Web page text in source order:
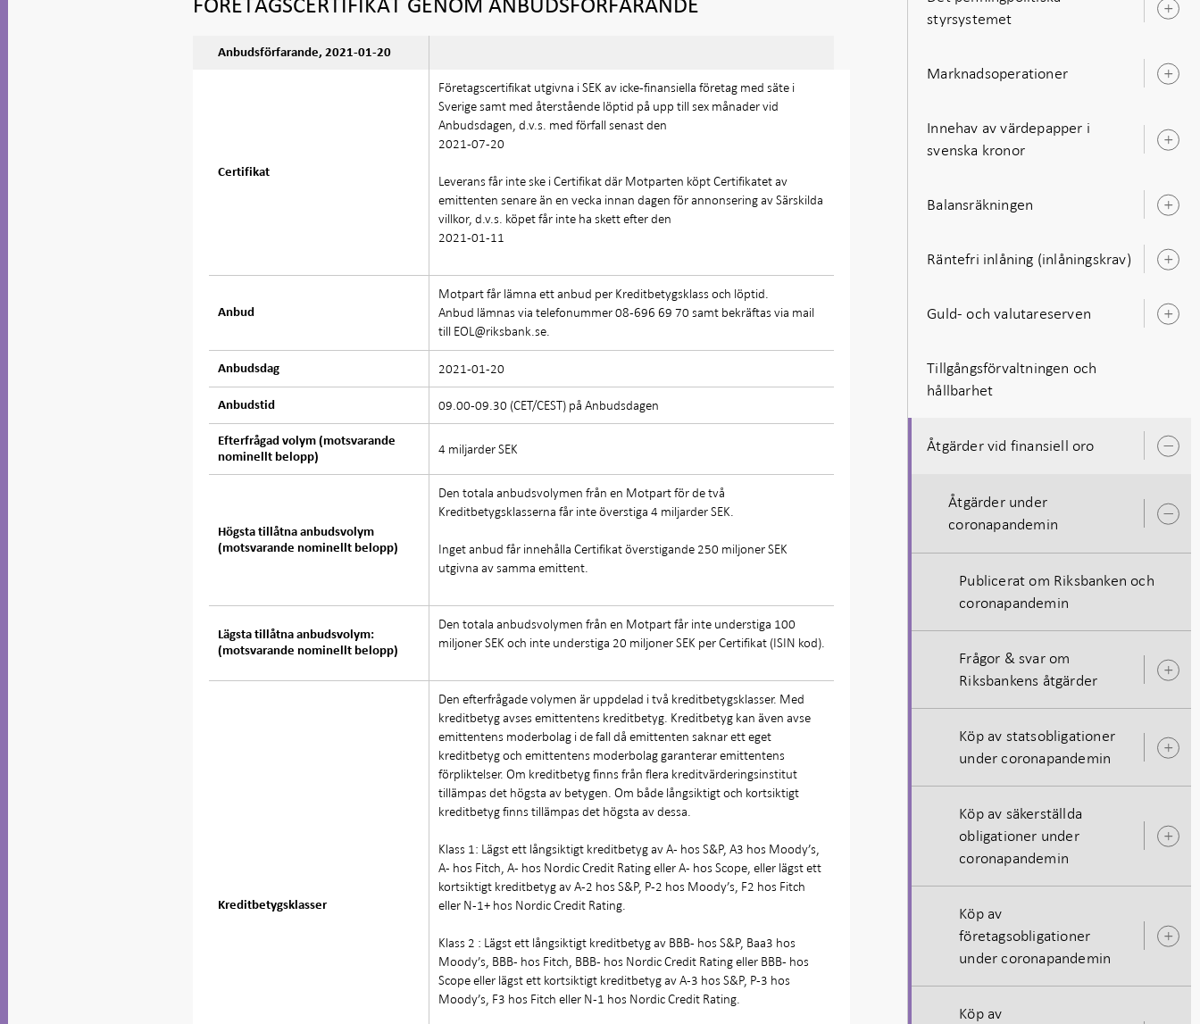
FÖRETAGSCERTIFIKAT GENOM ANBUDSFÖRFARANDE
Anbudsförfarande, 2021-01-20
Certifikat
Företagscertifikat utgivna i SEK av icke-finansiella företag med säte i
Sverige samt med återstående löptid på upp till sex månader vid
Anbudsdagen, d.v.s. med förfall senast den
2021-07-20
Leverans får inte ske i Certifikat där Motparten köpt Certifikatet av
emittenten senare än en vecka innan dagen för annonsering av Särskilda
villkor, d.v.s. köpet får inte ha skett efter den
2021-01-11
Anbud
Motpart får lämna ett anbud per Kreditbetygsklass och löptid.
Anbud lämnas via telefonummer 08-696 69 70 samt bekräftas via mail
till EOL@riksbank.se.
Anbudsdag 2021-01-20
Anbudstid 09.00-09.30 (CET/CEST) på Anbudsdagen
Efterfrågad volym (motsvarande
nominellt belopp)
4 miljarder SEK
Högsta tillåtna anbudsvolym
(motsvarande nominellt belopp)
Den totala anbudsvolymen från en Motpart för de två
Kreditbetygsklasserna får inte överstiga 4 miljarder SEK.
Inget anbud får innehålla Certifikat överstigande 250 miljoner SEK
utgivna av samma emittent.
Lägsta tillåtna anbudsvolym:
(motsvarande nominellt belopp)
Den totala anbudsvolymen från en Motpart får inte understiga 100
miljoner SEK och inte understiga 20 miljoner SEK per Certifikat (ISIN kod).
Kreditbetygsklasser
Den efterfrågade volymen är uppdelad i två kreditbetygsklasser. Med
kreditbetyg avses emittentens kreditbetyg. Kreditbetyg kan även avse
emittentens moderbolag i de fall då emittenten saknar ett eget
kreditbetyg och emittentens moderbolag garanterar emittentens
förpliktelser. Om kreditbetyg finns från flera kreditvärderingsinstitut
tillämpas det högsta av betygen. Om både långsiktigt och kortsiktigt
kreditbetyg finns tillämpas det högsta av dessa.
Klass 1: Lägst ett långsiktigt kreditbetyg av A- hos S&P, A3 hos Moody’s,
A- hos Fitch, A- hos Nordic Credit Rating eller A- hos Scope, eller lägst ett
kortsiktigt kreditbetyg av A-2 hos S&P, P-2 hos Moody’s, F2 hos Fitch
eller N-1+ hos Nordic Credit Rating.
Klass 2 : Lägst ett långsiktigt kreditbetyg av BBB- hos S&P, Baa3 hos
Moody’s, BBB- hos Fitch, BBB- hos Nordic Credit Rating eller BBB- hos
Scope eller lägst ett kortsiktigt kreditbetyg av A-3 hos S&P, P-3 hos
Moody’s, F3 hos Fitch eller N-1 hos Nordic Credit Rating.
styrsystemet
Marknadsoperationer
Innehav av värdepapper i
svenska kronor
Balansräkningen
Räntefri inlåning (inlåningskrav)
Guld- och valutareserven
Tillgångsförvaltningen och
hållbarhet
Åtgärder vid finansiell oro
Åtgärder under
coronapandemin
Publicerat om Riksbanken och
coronapandemin
Frågor & svar om
Riksbankens åtgärder
Köp av statsobligationer
under coronapandemin
Köp av säkerställda
obligationer under
coronapandemin
Köp av
företagsobligationer
under coronapandemin
Köp av